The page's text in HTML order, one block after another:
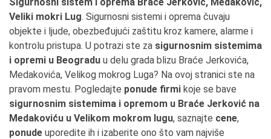
Veliki mokri Lug. Sigurnosni sistemi i oprema čuvaju
objekte i ljude, obezbeđujući zaštitu kroz kamere, alarme i
kontrolu pristupa. U potrazi ste za sigurnosnim sistemima
i opremi u Beogradu u delu grada blizu Braće Jerkovića,
Medakovića, Velikog mokrog Luga? Na ovoj stranici ste na
pravom mestu. Pogledajte ponude firmi koje se bave
sigurnosnim sistemima i opremom u Braće Jerković na
Medakoviću u Velikom mokrom lugu, saznajte cene,
ponude uporedite ih i izaberite ono što vam najviše